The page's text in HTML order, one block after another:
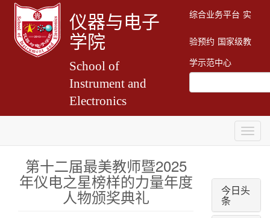
仪器与电子
学院
School of
Instrument and
Electronics
综合业务平台 实
验预约 国家级教
学示范中心
第十二届最美教师暨2025
年仪电之星榜样的力量年度
人物颁奖典礼 今日头
条